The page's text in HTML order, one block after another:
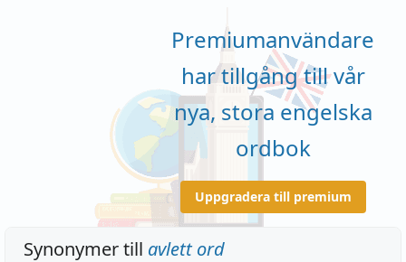
Premiumanvändare
har tillgång till vår
nya, stora engelska
ordbok
Uppgradera till premium
Synonymer till avlett ord